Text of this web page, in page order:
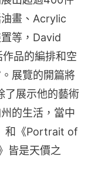
畫、Acrylic
等，David
品的編排和空
展覽的開篇將
了展示他的藝術
的生活，當中
和《Portrait of
皆是天價之